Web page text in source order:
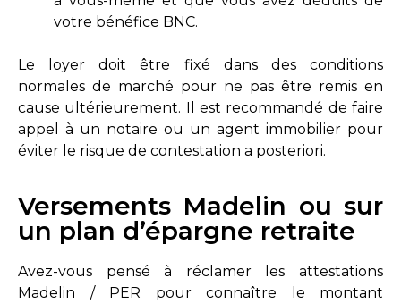
votre bénéfice BNC.
Le loyer doit être fixé dans des conditions
normales de marché pour ne pas être remis en
cause ultérieurement. Il est recommandé de faire
appel à un notaire ou un agent immobilier pour
éviter le risque de contestation a posteriori.
Versements Madelin ou sur
un plan d’épargne retraite
Avez-vous pensé à réclamer les attestations
Madelin / PER pour connaître le montant